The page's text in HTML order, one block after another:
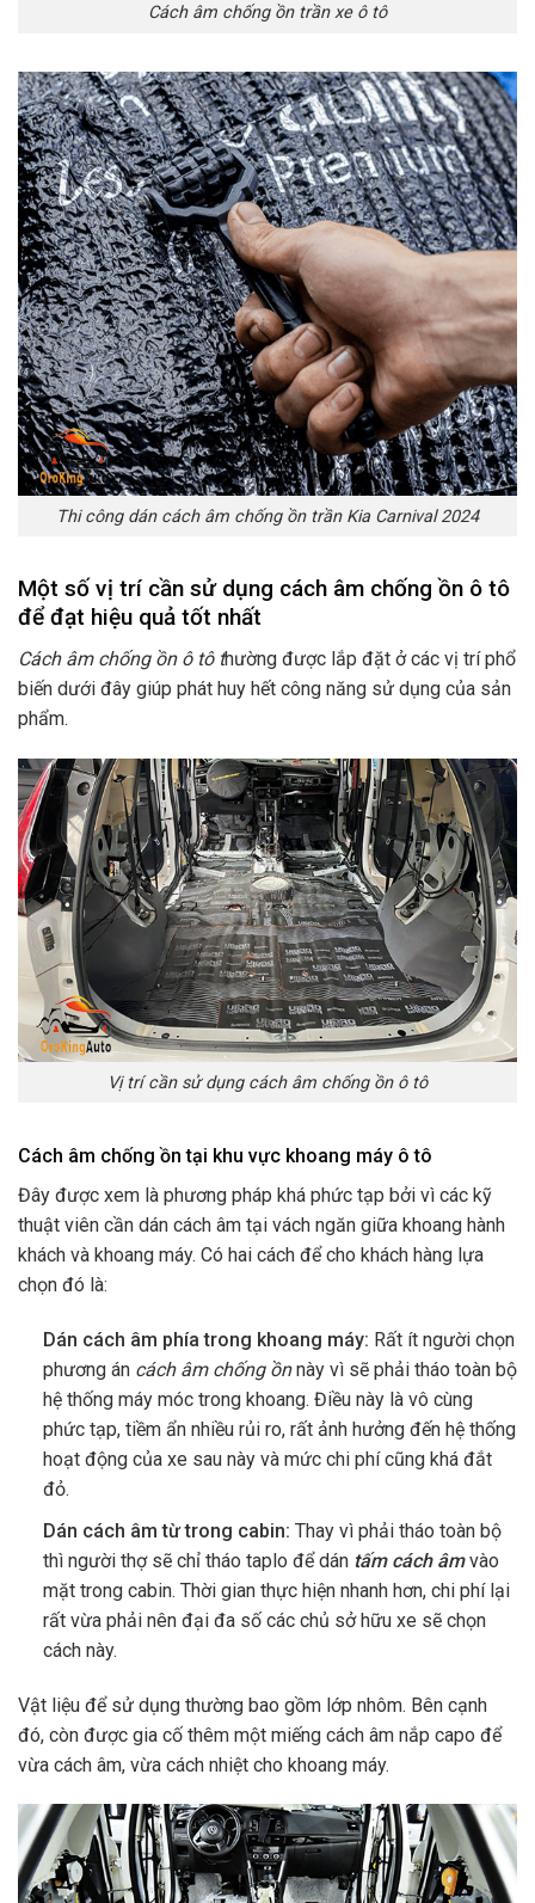
Cách âm chống ồn trần xe ô tô
Thi công dán cách âm chống ồn trần Kia Carnival 2024
Một số vị trí cần sử dụng cách âm chống ồn ô tô
để đạt hiệu quả tốt nhất
Cách âm chống ồn ô tô thường được lắp đặt ở các vị trí phổ
biến dưới đây giúp phát huy hết công năng sử dụng của sản
phẩm.
Vị trí cần sử dụng cách âm chống ồn ô tô
Cách âm chống ồn tại khu vực khoang máy ô tô
Đây được xem là phương pháp khá phức tạp bởi vì các kỹ
thuật viên cần dán cách âm tại vách ngăn giữa khoang hành
khách và khoang máy. Có hai cách để cho khách hàng lựa
chọn đó là:
Dán cách âm phía trong khoang máy: Rất ít người chọn
phương án cách âm chống ồnnày vì sẽ phải tháo toàn bộ
hệ thống máy móc trong khoang. Điều này là vô cùng
phức tạp, tiềm ẩn nhiều rủi ro, rất ảnh hưởng đến hệ thống
hoạt động của xe sau này và mức chi phí cũng khá đắt
đỏ.
Dán cách âm từ trong cabin: Thay vì phải tháo toàn bộ
thì người thợ sẽ chỉ tháo taplo để dán tấm cách âmvào
mặt trong cabin. Thời gian thực hiện nhanh hơn, chi phí lại
rất vừa phải nên đại đa số các chủ sở hữu xe sẽ chọn
cách này.
Vật liệu để sử dụng thường bao gồm lớp nhôm. Bên cạnh
đó, còn được gia cố thêm một miếng cách âm nắp capo để
vừa cách âm, vừa cách nhiệt cho khoang máy.